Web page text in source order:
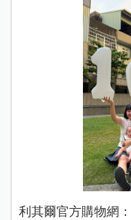
利其爾官方購物網：